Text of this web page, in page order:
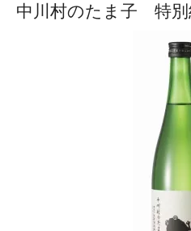
中川村のたま子 特